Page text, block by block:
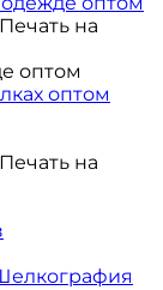
Печать на
оптом
оптом
Печать на